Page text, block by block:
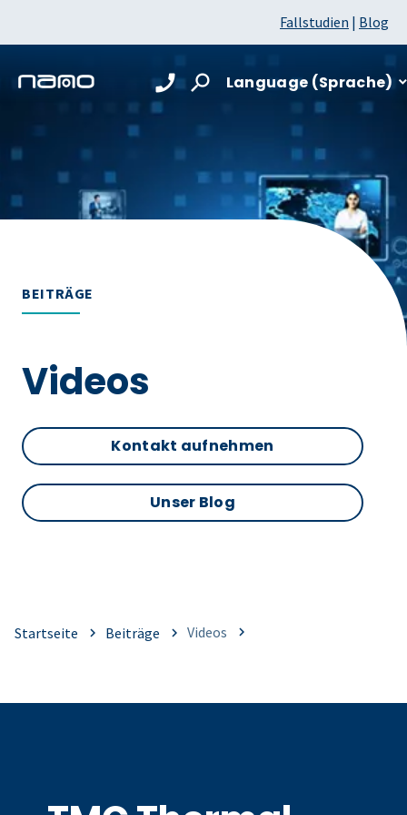
Fallstudien | Blog
Language (Sprache)
BEITRÄGE
Videos
Kontakt aufnehmen
Unser Blog
Startseite Beiträge Videos